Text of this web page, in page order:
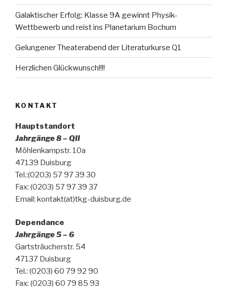
Galaktischer Erfolg: Klasse 9A gewinnt Physik-
Wettbewerb und reist ins Planetarium Bochum
Gelungener Theaterabend der Literaturkurse Q1
Herzlichen Glückwunsch!!!!
KONTAKT
Hauptstandort
Jahrgänge 8 – QII
Möhlenkampstr. 10a
47139 Duisburg
Tel.:(0203) 57 97 39 30
Fax: (0203) 57 97 39 37
Email: kontakt(at)tkg-duisburg.de
Dependance
Jahrgänge 5 – 6
Gartsträucherstr. 54
47137 Duisburg
Tel.: (0203) 60 79 92 90
Fax: (0203) 60 79 85 93